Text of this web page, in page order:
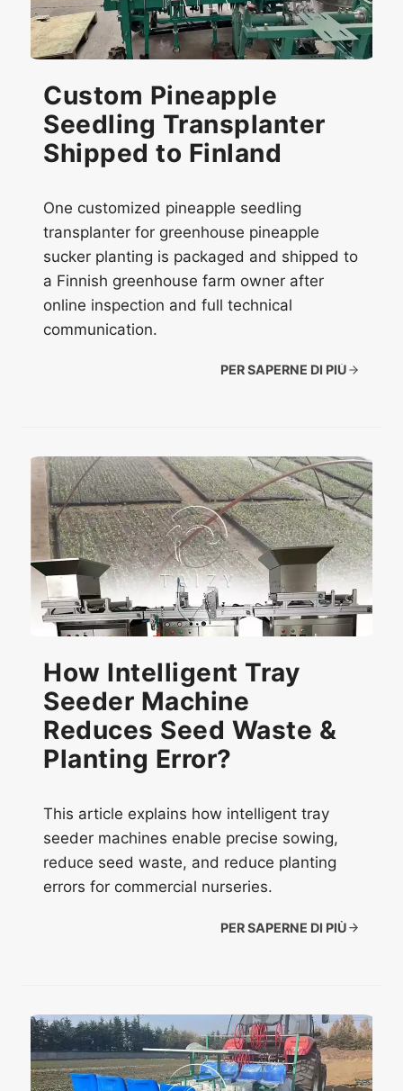
Custom Pineapple
Seedling Transplanter
Shipped to Finland
One customized pineapple seedling
transplanter for greenhouse pineapple
sucker planting is packaged and shipped to
a Finnish greenhouse farm owner after
online inspection and full technical
communication.
PER SAPERNE DI PIÙ
How Intelligent Tray
Seeder Machine
Reduces Seed Waste &
Planting Error?
This article explains how intelligent tray
seeder machines enable precise sowing,
reduce seed waste, and reduce planting
errors for commercial nurseries.
PER SAPERNE DI PIÙ